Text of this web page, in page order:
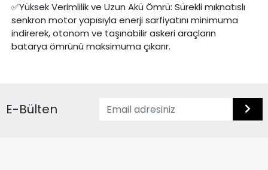
✅Yüksek Verimlilik ve Uzun Akü Ömrü: Sürekli mıknatıslı
senkron motor yapısıyla enerji sarfiyatını minimuma
indirerek, otonom ve taşınabilir askeri araçların
batarya ömrünü maksimuma çıkarır.
E-Bülten